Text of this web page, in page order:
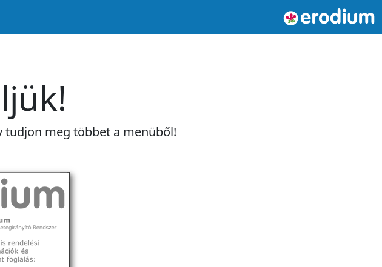
tudjon meg többet a menüből!